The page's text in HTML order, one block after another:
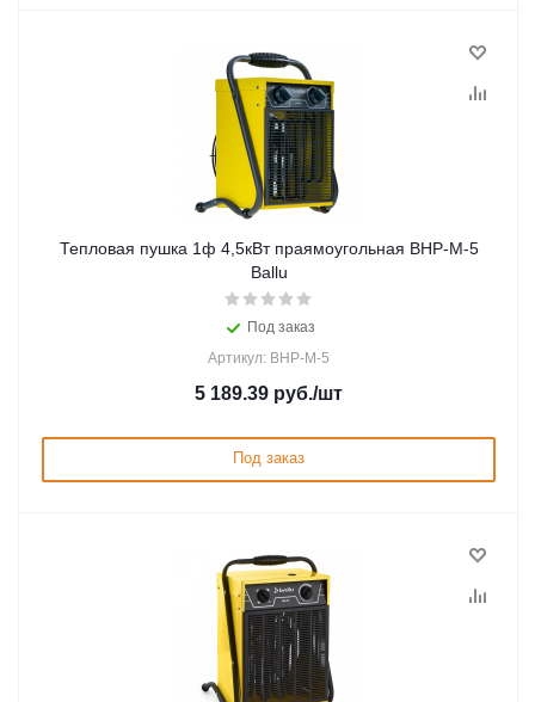
Тепловая пушка 1ф 4,5кВт праямоугольная BHP-M-5
Ballu
Под заказ
Артикул: BHP-M-5
5 189.39 руб./шт
Под заказ